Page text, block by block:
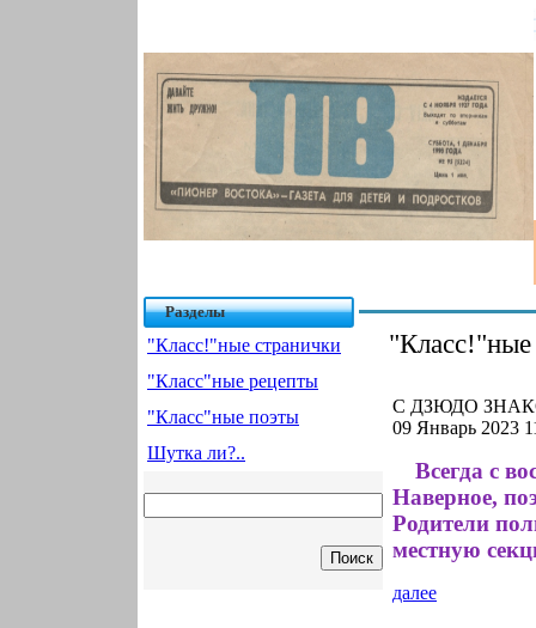
Разделы
"Класс!"ные странички
"Класс"ные рецепты
"Класс"ные поэты
Шутка ли?..
"Класс!"ные
С ДЗЮДО
09 Январь 2023
Всегда с
Наверное,
Родители
местную
далее